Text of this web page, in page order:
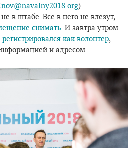
).
в штабе. Все в него не влезут,
снимать. И завтра утром
регистрировался как волонтер,
и адресом.